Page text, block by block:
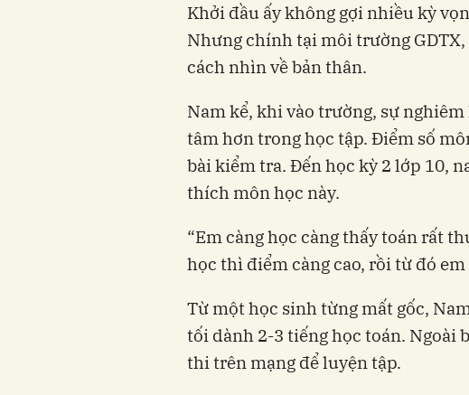
Khởi đầu ấy không gợi nhiều kỳ
Nhưng chính tại môi trường
cách nhìn về bản thân.
Nam kể, khi vào trường, sự
tâm hơn trong học tập. Điểm số
bài kiểm tra. Đến học kỳ 2 lớp 10,
thích môn học này.
“Em càng học càng thấy toán rất
học thì điểm càng cao, rồi từ đó em
Từ một học sinh từng mất gốc,
tối dành 2-3 tiếng học toán. Ngoài
thi trên mạng để luyện tập.